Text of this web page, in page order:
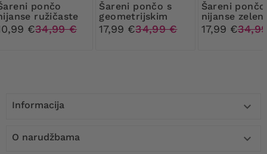
ružičaste
€34,99 €
Šareni pončo s
geometrijskim
ružičastim
uzorkom
17,99 €34,99 €
Šareni pončo
nijanse
17,99 €
Informacija 
O narudžbama 